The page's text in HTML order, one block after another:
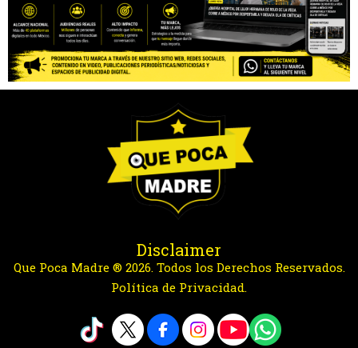
Disclaimer
Que Poca Madre ® 2026. Todos los Derechos Reservados.
Política de Privacidad.